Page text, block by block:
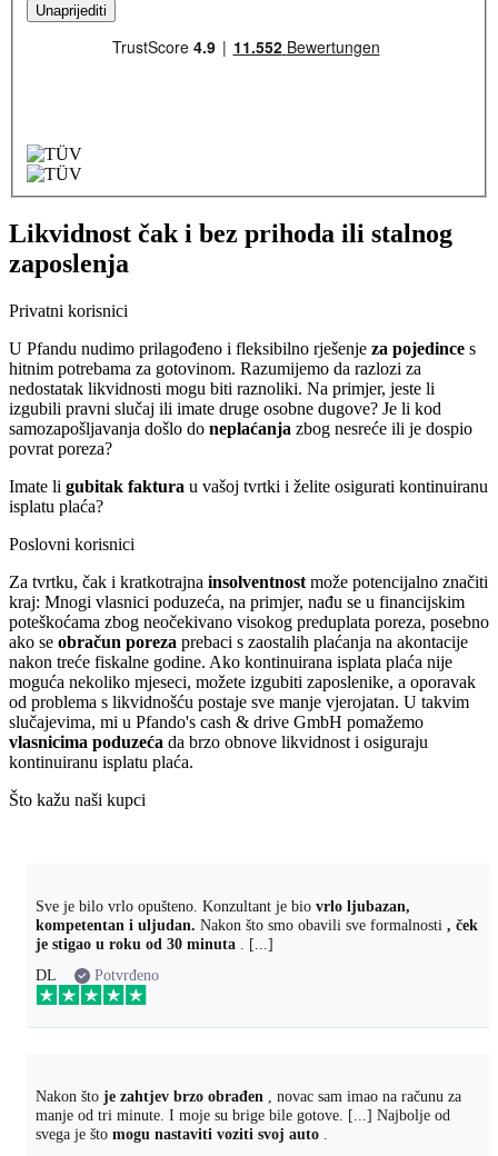
Unaprijediti
Likvidnost čak i bez prihoda ili stalnog
zaposlenja
Privatni korisnici
U Pfandu nudimo prilagođeno i fleksibilno rješenje za pojedince s
hitnim potrebama za gotovinom. Razumijemo da razlozi za
nedostatak likvidnosti mogu biti raznoliki. Na primjer, jeste li
izgubili pravni slučaj ili imate druge osobne dugove? Je li kod
samozapošljavanja došlo do neplaćanja zbog nesreće ili je dospio
povrat poreza?
Imate li gubitak faktura u vašoj tvrtki i želite osigurati kontinuiranu
isplatu plaća?
Poslovni korisnici
Za tvrtku, čak i kratkotrajna insolventnost može potencijalno značiti
kraj: Mnogi vlasnici poduzeća, na primjer, nađu se u financijskim
poteškoćama zbog neočekivano visokog preduplata poreza, posebno
ako se obračun poreza prebaci s zaostalih plaćanja na akontacije
nakon treće fiskalne godine. Ako kontinuirana isplata plaća nije
moguća nekoliko mjeseci, možete izgubiti zaposlenike, a oporavak
od problema s likvidnošću postaje sve manje vjerojatan. U takvim
slučajevima, mi u Pfando's cash & drive GmbH pomažemo
vlasnicima poduzeća da brzo obnove likvidnost i osiguraju
kontinuiranu isplatu plaća.
Što kažu naši kupci
Sve je bilo vrlo opušteno. Konzultant je bio vrlo ljubazan,
kompetentan i uljudan. Nakon što smo obavili sve formalnosti , ček
je stigao u roku od 30 minuta . [...]
DL
Potvrđeno
Nakon što je zahtjev brzo obrađen , novac sam imao na računu za
manje od tri minute. I moje su brige bile gotove. [...] Najbolje od
svega je što mogu nastaviti voziti svoj auto .